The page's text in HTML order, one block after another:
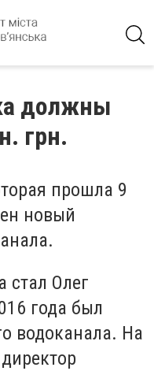
должны
грн.
прошла 9
новый
стал Олег
года был
водоканала. На